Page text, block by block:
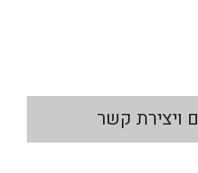
ויצירת קשר